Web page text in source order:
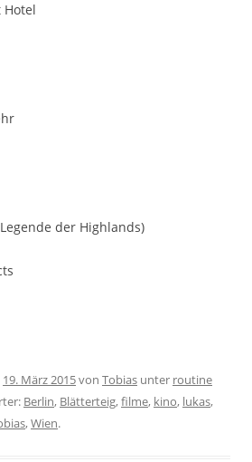
Hotel
der Highlands)
19. März 2015von Tobias unter routine
Berlin, Blätterteig,filme, kino, lukas,
,Wien.